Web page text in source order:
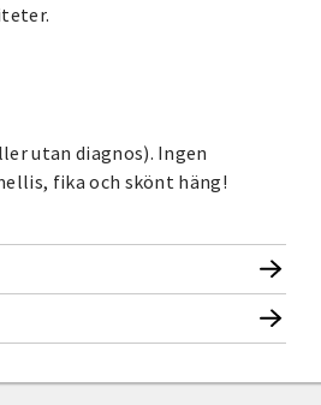
utan diagnos). Ingen
fika och skönt häng!